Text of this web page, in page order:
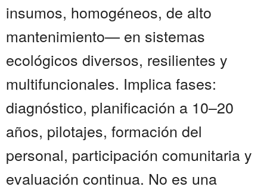
insumos, homogéneos, de alto
mantenimiento— en sistemas
ecológicos diversos, resilientes y
multifuncionales. Implica fases:
diagnóstico, planificación a 10–20
años, pilotajes, formación del
personal, participación comunitaria y
evaluación continua. No es una